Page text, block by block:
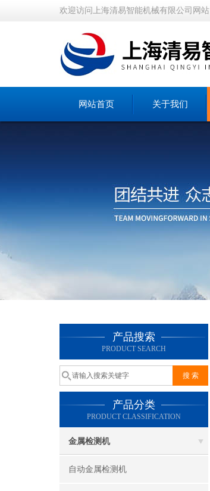
欢迎访问上海清易智能机械有限公司网站
网站首页 关于我们
产品搜索
PRODUCT SEARCH
产品分类
PRODUCT CLASSIFICATION
金属检测机
自动金属检测机